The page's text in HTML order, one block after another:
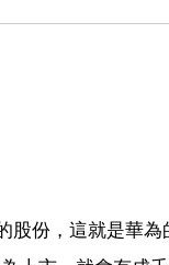
股份，這就是華為